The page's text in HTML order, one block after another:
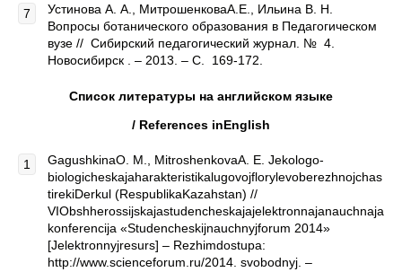
Устинова А. А., МитрошенковаА.Е., Ильина В. Н.
Вопросы ботанического образования в Педагогическом
вузе // Сибирский педагогический журнал. № 4.
Новосибирск . – 2013. – С. 169-172.
Список литературы на английском языке
/ References inEnglish
GagushkinaO. M., MitroshenkovaA. E. Jekologo-
biologicheskajaharakteristikalugovojflorylevoberezhnojchas
tirekiDerkul (RespublikaKazahstan) //
VIObshherossijskajastudencheskajajelektronnajanauchnaja
konferencija «Studencheskijnauchnyjforum 2014»
[Jelektronnyjresurs] – Rezhimdostupa:
http://www.scienceforum.ru/2014. svobodnyj. –